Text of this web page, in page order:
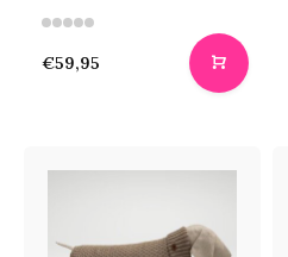
€59,95